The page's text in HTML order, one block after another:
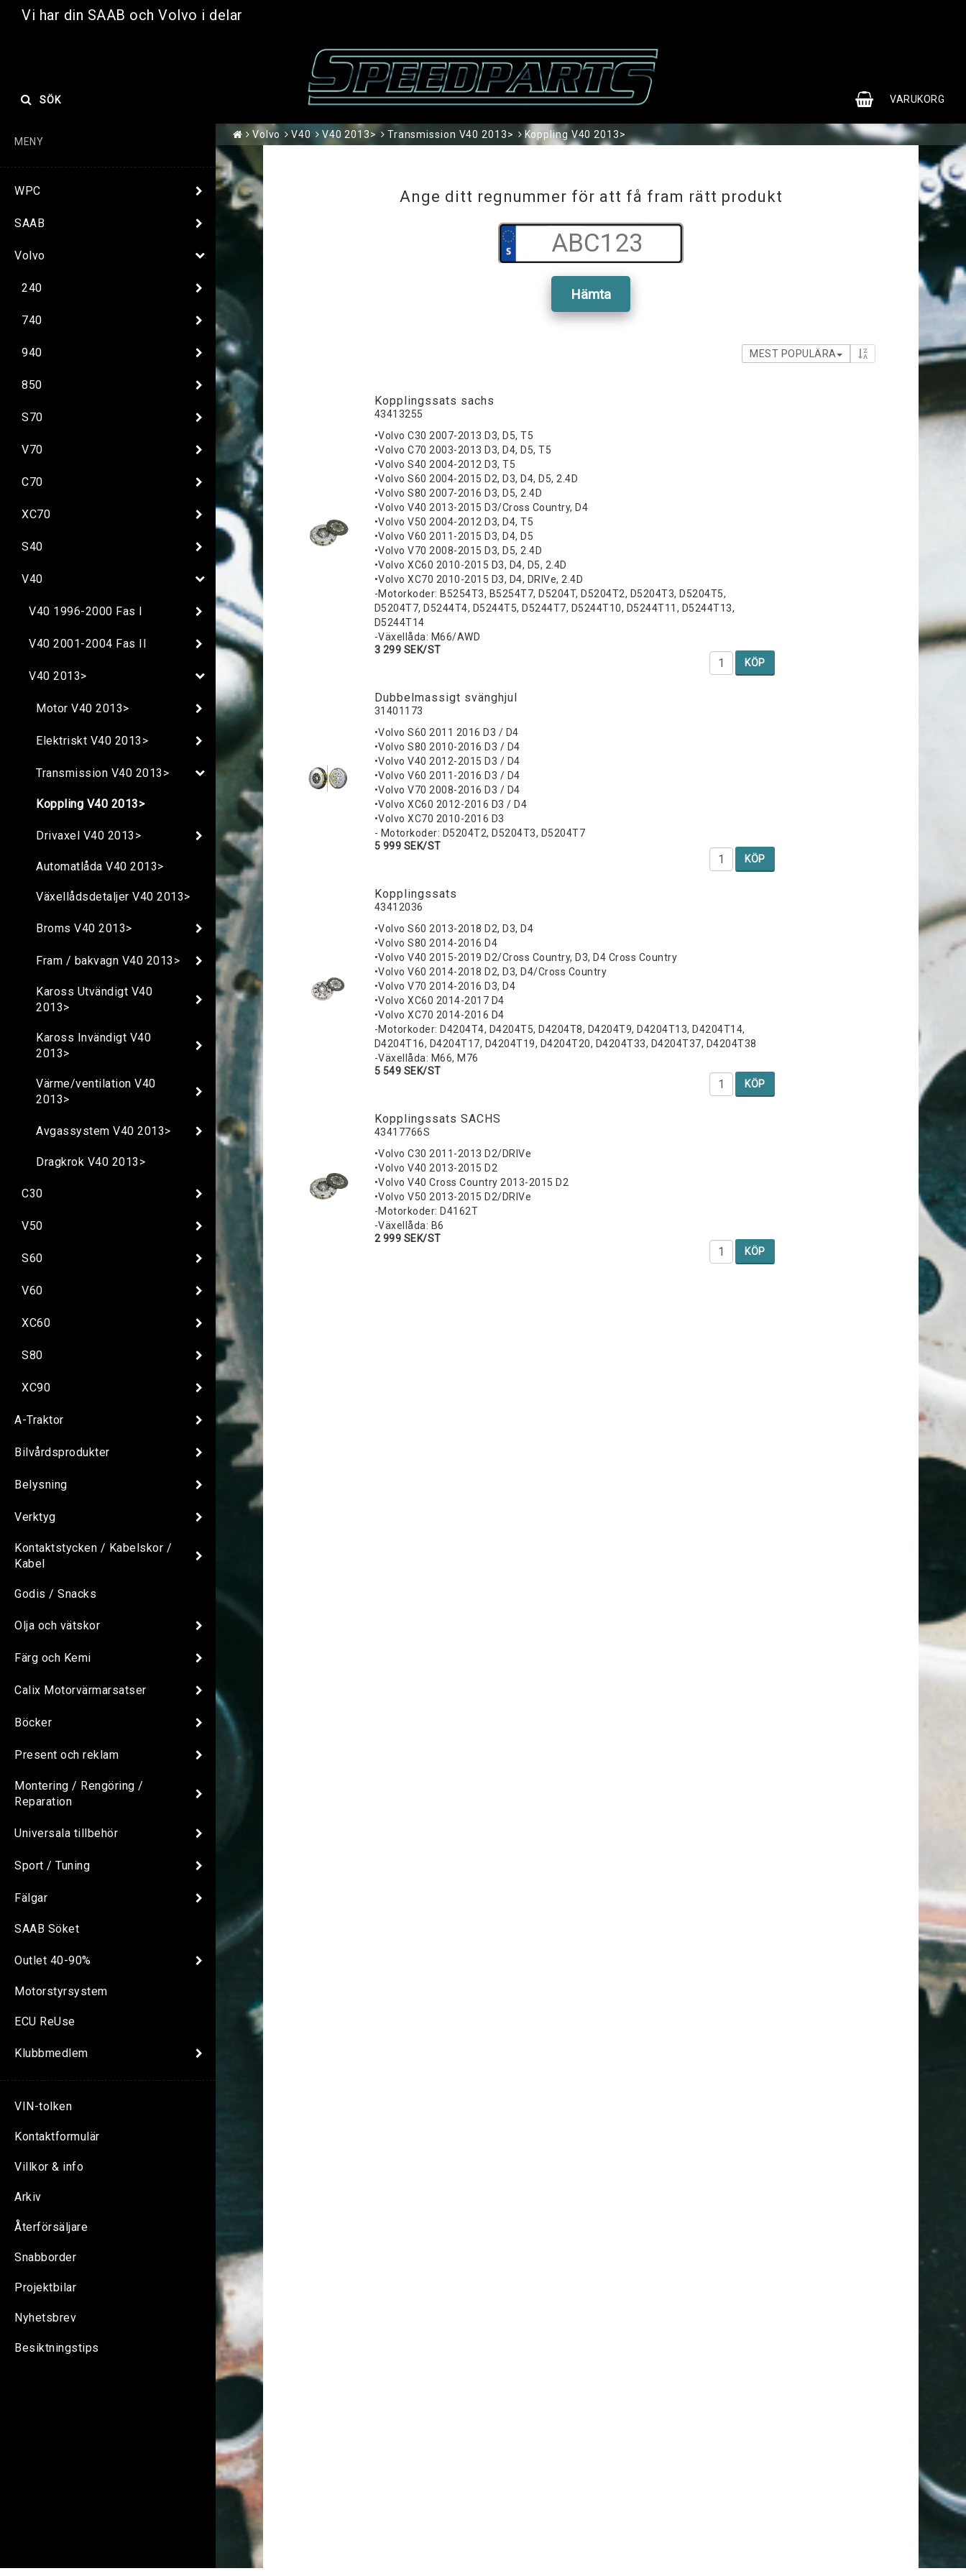
Vi har din SAAB och Volvo i delar
VARUKORG
SÖK
MENY
WPC
SAAB
Volvo
240
740
940
850
S70
V70
C70
XC70
S40
V40
V40 1996-2000 Fas I
V40 2001-2004 Fas II
V40 2013>
Motor V40 2013>
Elektriskt V40 2013>
Transmission V40 2013>
Koppling V40 2013>
Drivaxel V40 2013>
Automatlåda V40 2013>
Växellådsdetaljer V40 2013>
Broms V40 2013>
Fram / bakvagn V40 2013>
Kaross Utvändigt V40
2013>
Kaross Invändigt V40
2013>
Värme/ventilation V40
2013>
Avgassystem V40 2013>
Dragkrok V40 2013>
C30
V50
S60
V60
XC60
S80
XC90
A-Traktor
Bilvårdsprodukter
Belysning
Verktyg
Kontaktstycken / Kabelskor /
Kabel
Godis / Snacks
Olja och vätskor
Färg och Kemi
Calix Motorvärmarsatser
Böcker
Present och reklam
Montering / Rengöring /
Reparation
Universala tillbehör
Sport / Tuning
Fälgar
SAAB Söket
Outlet 40-90%
Motorstyrsystem
ECU ReUse
Klubbmedlem
VIN-tolken
Kontaktformulär
Villkor & info
Arkiv
Återförsäljare
Snabborder
Projektbilar
Nyhetsbrev
Besiktningstips
Volvo V40 V40 2013> Transmission V40 2013> Koppling V40 2013>
Ange ditt regnummer för att få fram rätt produkt
Hämta
MEST POPULÄRA
Kopplingssats sachs
43413255
•Volvo C30 2007-2013 D3, D5, T5
•Volvo C70 2003-2013 D3, D4, D5, T5
•Volvo S40 2004-2012 D3, T5
•Volvo S60 2004-2015 D2, D3, D4, D5, 2.4D
•Volvo S80 2007-2016 D3, D5, 2.4D
•Volvo V40 2013-2015 D3/Cross Country, D4
•Volvo V50 2004-2012 D3, D4, T5
•Volvo V60 2011-2015 D3, D4, D5
•Volvo V70 2008-2015 D3, D5, 2.4D
•Volvo XC60 2010-2015 D3, D4, D5, 2.4D
•Volvo XC70 2010-2015 D3, D4, DRIVe, 2.4D
-Motorkoder: B5254T3, B5254T7, D5204T, D5204T2, D5204T3, D5204T5,
D5204T7, D5244T4, D5244T5, D5244T7, D5244T10, D5244T11, D5244T13,
D5244T14
-Växellåda: M66/AWD
3 299 SEK/ST
KÖP
Dubbelmassigt svänghjul
31401173
•Volvo S60 2011 2016 D3 / D4
•Volvo S80 2010-2016 D3 / D4
•Volvo V40 2012-2015 D3 / D4
•Volvo V60 2011-2016 D3 / D4
•Volvo V70 2008-2016 D3 / D4
•Volvo XC60 2012-2016 D3 / D4
•Volvo XC70 2010-2016 D3
- Motorkoder: D5204T2, D5204T3, D5204T7
5 999 SEK/ST
KÖP
Kopplingssats
43412036
•Volvo S60 2013-2018 D2, D3, D4
•Volvo S80 2014-2016 D4
•Volvo V40 2015-2019 D2/Cross Country, D3, D4 Cross Country
•Volvo V60 2014-2018 D2, D3, D4/Cross Country
•Volvo V70 2014-2016 D3, D4
•Volvo XC60 2014-2017 D4
•Volvo XC70 2014-2016 D4
-Motorkoder: D4204T4, D4204T5, D4204T8, D4204T9, D4204T13, D4204T14,
D4204T16, D4204T17, D4204T19, D4204T20, D4204T33, D4204T37, D4204T38
-Växellåda: M66, M76
5 549 SEK/ST
KÖP
Kopplingssats SACHS
43417766S
•Volvo C30 2011-2013 D2/DRIVe
•Volvo V40 2013-2015 D2
•Volvo V40 Cross Country 2013-2015 D2
•Volvo V50 2013-2015 D2/DRIVe
-Motorkoder: D4162T
-Växellåda: B6
2 999 SEK/ST
KÖP